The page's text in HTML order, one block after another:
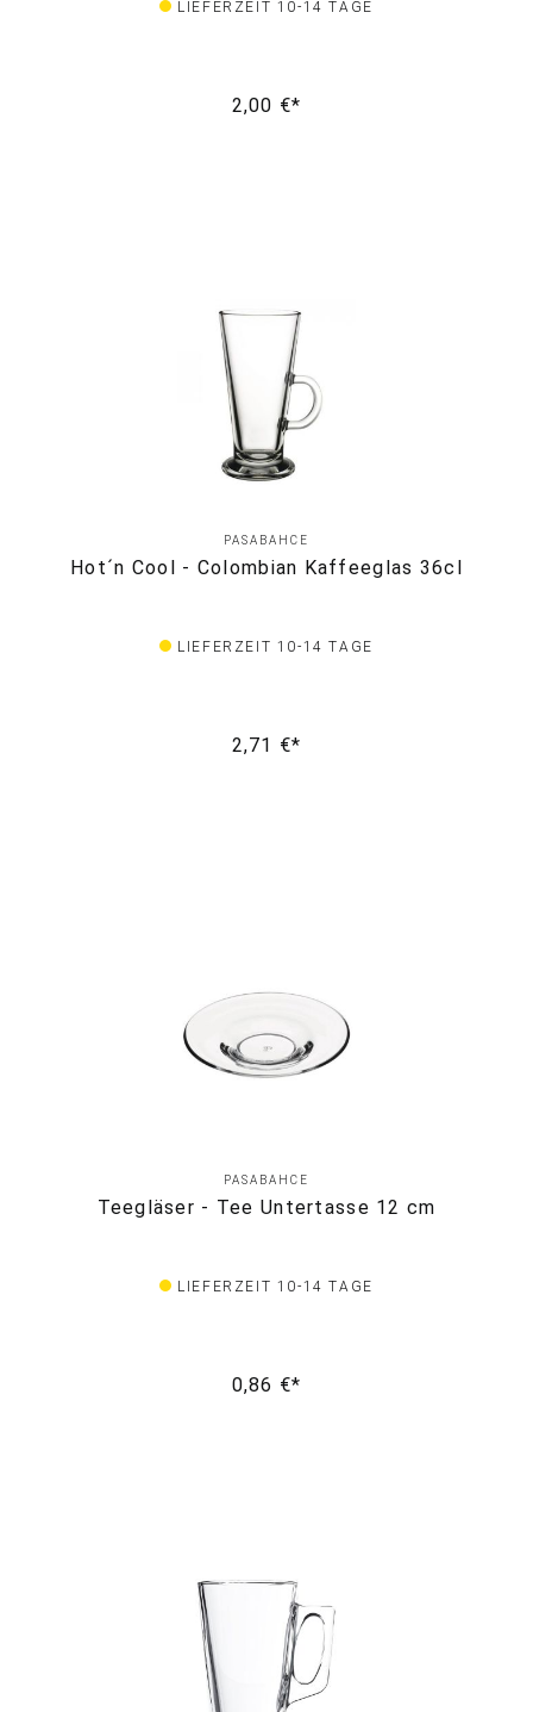
LIEFERZEIT 10-14 TAGE
2,00 €*
PASABAHCE
Hot´n Cool - Colombian Kaffeeglas 36cl
LIEFERZEIT 10-14 TAGE
2,71 €*
PASABAHCE
Teegläser - Tee Untertasse 12 cm
LIEFERZEIT 10-14 TAGE
0,86 €*